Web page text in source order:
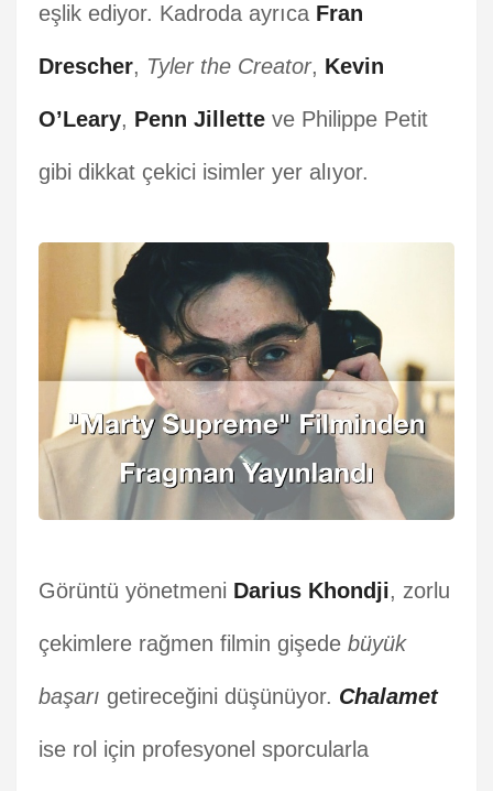
eşlik ediyor. Kadroda ayrıca Fran
Drescher, Tyler the Creator, Kevin
O’Leary, Penn Jillette ve Philippe Petit
gibi dikkat çekici isimler yer alıyor.
Görüntü yönetmeni Darius Khondji, zorlu
çekimlere rağmen filmin gişede büyük
başarı getireceğini düşünüyor. Chalamet
ise rol için profesyonel sporcularla